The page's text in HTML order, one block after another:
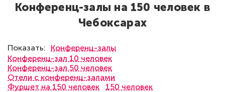
Конференц-залы на 150 человек в
Чебоксарах
Показать:
Конференц-залы
Конференц-зал 10 человек
Конференц-зал 50 человек
Отели с конференц-залами
Фуршет на 150 человек
150 человек